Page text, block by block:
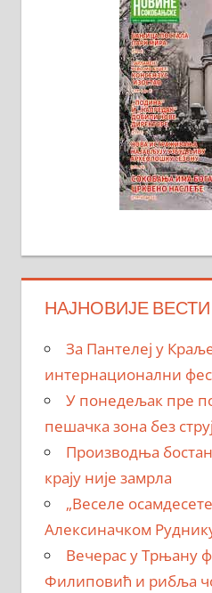
НАЈНОВИЈЕ ВЕСТИ
За Пантелеј у
интернационални
У понедељак пре
пешачка зона без
Производња
крају није замрла
„Веселе
Алексиначком
Вечерас у Трњану
Филиповић и рибља